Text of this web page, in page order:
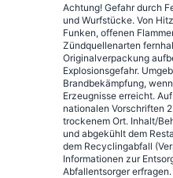
Achtung! Gefahr durch
und Wurfstücke. Von
Funken, offenen
Zündquellenarten
Originalverpackung
Explosionsgefahr.
Brandbekämpfung,
Erzeugnisse erreicht.
nationalen Vorschriften
trockenem Ort. Inhalt/
und abgekühlt dem
dem Recyclingabfall
Informationen zur
Abfallentsorger erfragen.